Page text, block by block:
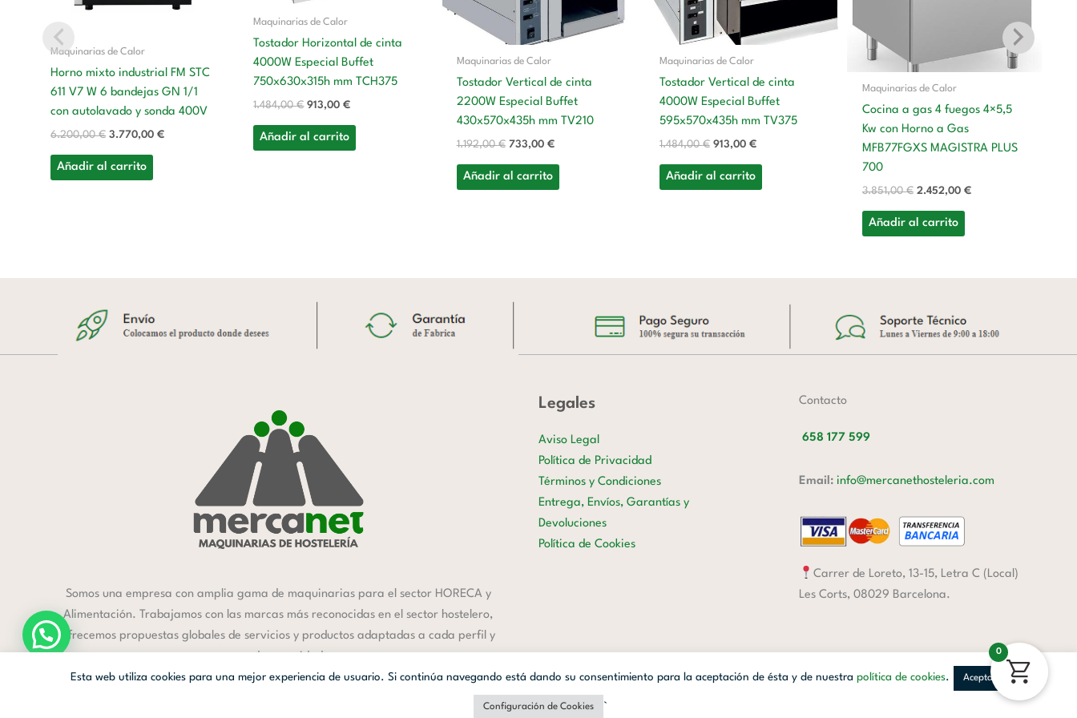
Maquinarias de Calor
Horno mixto industrial FM STC
611 V7 W 6 bandejas GN 1/1
con autolavado y sonda 400V
6.200,00€ 3.770,00€
Añadir al carrito
Maquinarias de Calor
Tostador Horizontal de cinta
4000W Especial Buffet
750x630x315h mm TCH375
1.484,00€ 913,00€
Añadir al carrito
Maquinarias de Calor
Tostador Vertical de cinta
2200W Especial Buffet
430x570x435h mm TV210
1.192,00€ 733,00 €
Añadir al carrito
Maquinarias de Calor
Tostador Vertical de cinta
4000W Especial Buffet
595x570x435h mm TV375
1.484,00€ 913,00 €
Añadir al carrito
Maquinarias de Calor
Cocina a gas 4 fuegos 4×5,5
Kw con Horno a Gas
MFB77FGXS MAGISTRA PLUS
700
3.851,00€ 2.452,00 €
Añadir al carrito
Somos una empresa con amplia gama de maquinarias para el sector HORECA y
Alimentación. Trabajamos con las marcas más reconocidas en el sector hostelero,
ofrecemos propuestas globales de servicios y productos adaptadas a cada perfil y
Legales
Aviso Legal
Política de Privacidad
Términos y Condiciones
Entrega, Envíos, Garantías y
Devoluciones
Política de Cookies
Contacto
658 177 599
Email: info@mercanethosteleria.com
Carrer de Loreto, 13-15, Letra C (Local)
Les Corts, 08029 Barcelona.
| Webmaster OWH Cloud Instagram
Esta web utiliza cookies para una mejor experiencia de usuario. Si continúa navegando está dando su consentimiento para la aceptación de ésta y de nuestra política de cookies. Aceptar
Configuración de Cookies `
0